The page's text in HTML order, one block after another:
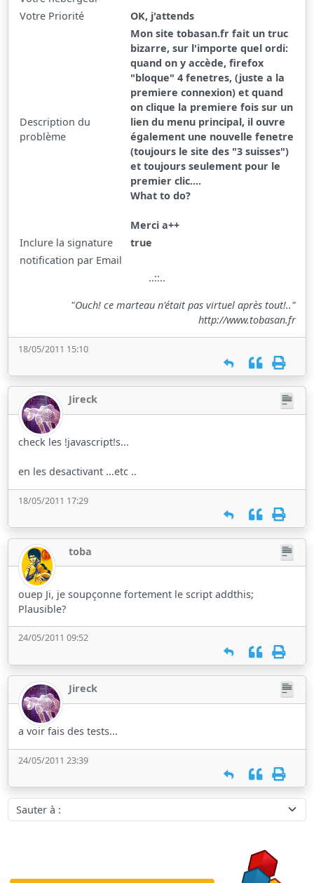
Votre Priorité
OK, j'attends
Description du
problème
Mon site tobasan.fr fait un truc
bizarre, sur l'importe quel ordi:
quand on y accède, firefox
"bloque" 4 fenetres, (juste a la
premiere connexion) et quand
on clique la premiere fois sur un
lien du menu principal, il ouvre
également une nouvelle fenetre
(toujours le site des "3 suisses")
et toujours seulement pour le
premier clic....
What to do?
Merci a++
Inclure la signature
true
notification par Email
..::..
"Ouch! ce marteau n'était pas virtuel après tout!.."
http://www.tobasan.fr
18/05/2011 15:10
Jireck
check les !javascript!s...
en les desactivant ...etc ..
18/05/2011 17:29
toba
ouep Ji, je soupçonne fortement le script addthis;
Plausible?
24/05/2011 09:52
Jireck
a voir fais des tests...
24/05/2011 23:39
Sauter à :